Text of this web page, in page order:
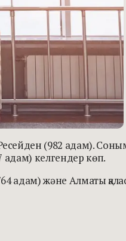
(982 адам).
келгендер көп.
адам) және Алматы